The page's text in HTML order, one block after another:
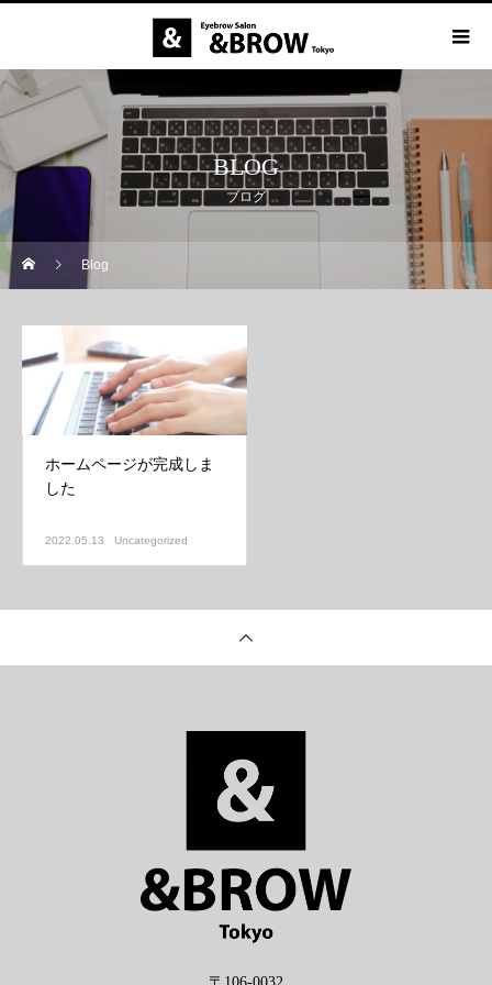
BLOG
ブログ
Blog
ホームページが完成しま
した
2022.05.13 Uncategorized